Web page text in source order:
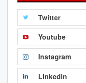
Twitter
Youtube
Instagram
Linkedin